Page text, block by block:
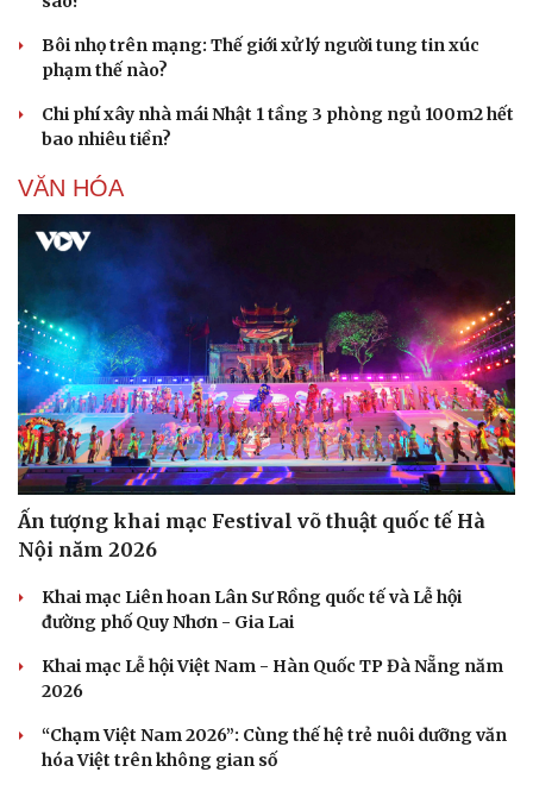
Bôi nhọ trên mạng: Thế giới xử lý người tung tin xúc
phạm thế nào?
Chi phí xây nhà mái Nhật 1 tầng 3 phòng ngủ 100m2 hết
bao nhiêu tiền?
VĂN HÓA
Ấn tượng khai mạc Festival võ thuật quốc tế Hà
Nội năm 2026
Khai mạc Liên hoan Lân Sư Rồng quốc tế và Lễ hội
đường phố Quy Nhơn - Gia Lai
Khai mạc Lễ hội Việt Nam - Hàn Quốc TP Đà Nẵng năm
2026
“Chạm Việt Nam 2026”: Cùng thế hệ trẻ nuôi dưỡng văn
hóa Việt trên không gian số